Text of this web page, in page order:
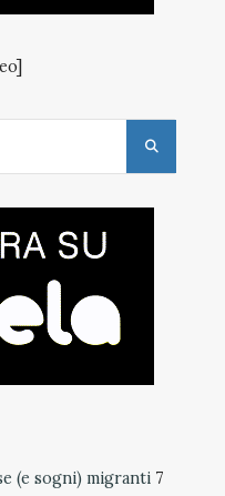
(e sogni) migranti 7